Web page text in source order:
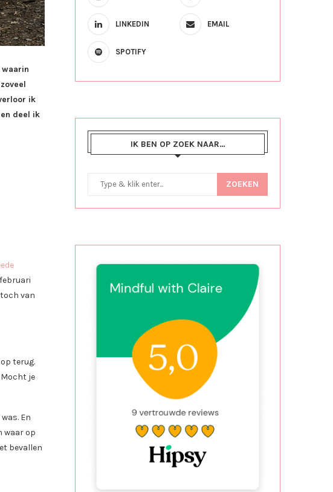
ik
deel ik
van
terug.
je
En
waar op
bevallen
LINKEDIN EMAIL
SPOTIFY
IK BEN OP ZOEK NAAR…
ZOEKEN